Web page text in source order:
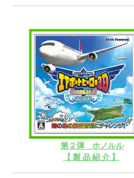
第２弾 ホノルル
【 製 品 紹 介 】